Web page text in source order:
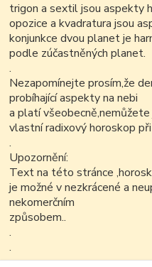
trigon a sextil jsou aspekty
opozice a kvadratura jsou
konjunkce dvou planet je
podle zúčastněných planet.
.
Nezapomínejte prosím,že
probíhající aspekty na nebi
a platí
vlastní radixový horoskop
.
Upozornění:
Text na této stránce
je možné v nezkrácené a
nekomerčním
způsobem..
.
.
.